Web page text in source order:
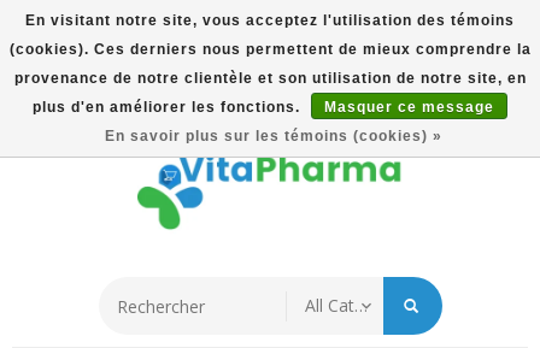
5% Korting Na Aanmelding Op Nieuwsbrief | Gratis
Verzending Vanaf €49 | Online Sinds 2007
Français
En visitant notre site, vous acceptez l'utilisation des témoins
(cookies). Ces derniers nous permettent de mieux comprendre la
provenance de notre clientèle et son utilisation de notre site, en
plus d'en améliorer les fonctions.
Masquer ce message
En savoir plus sur les témoins (cookies) »